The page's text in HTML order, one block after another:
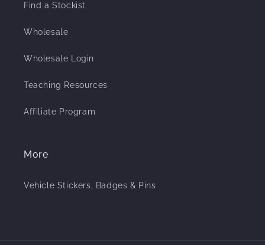
Find a Stockist
Wholesale
Wholesale Login
Teaching Resources
Affiliate Program
More
Vehicle Stickers, Badges & Pins